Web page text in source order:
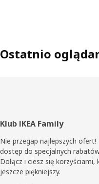
Ostatnio
Stopka
Klub IKEA Family
Nie przegap najlepszych ofert!
dostęp do specjalnych
Dołącz i ciesz się
jeszcze piękniejszy.